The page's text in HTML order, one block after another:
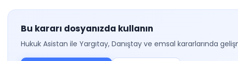
Bu kararı dosyanızda kullanın
Hukuk Asistan ile Yargıtay, Danıştay ve emsal kararlarında